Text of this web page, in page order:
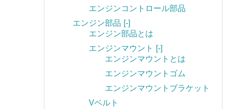
エンジンコントロール部品
エンジン部品 [-]
エンジン部品とは
エンジンマウント
[-]
エンジンマウントとは
エンジンマウントゴム
エンジンマウントブラケット
Vベルト